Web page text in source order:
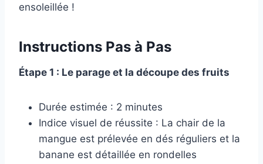
ensoleillée !
Instructions Pas à Pas
Étape 1 : Le parage et la découpe des fruits
Durée estimée : 2 minutes
Indice visuel de réussite : La chair de la
mangue est prélevée en dés réguliers et la
banane est détaillée en rondelles